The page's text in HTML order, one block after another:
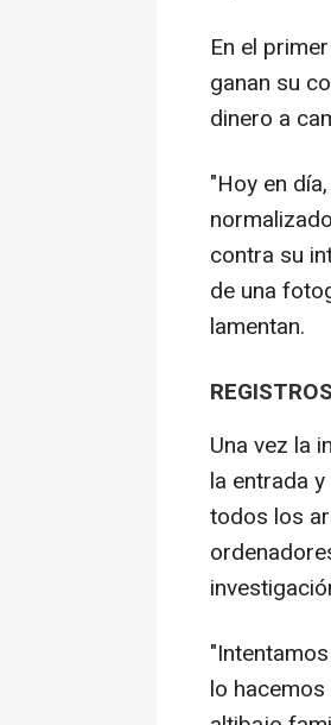
En el
ganan su
dinero a
"Hoy en
contra su
de una
lamentan.
REGISTROS
Una vez la
la entrada
todos los
lo